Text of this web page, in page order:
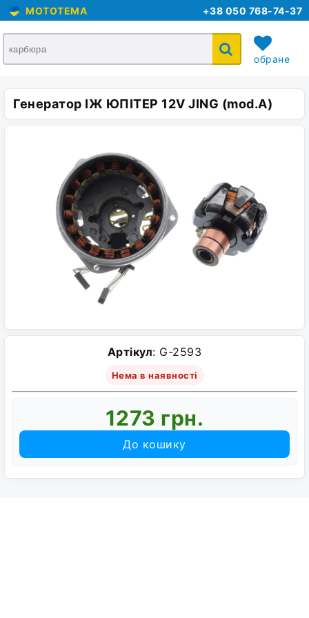
MOTOTEMA +38 050 768-74-37
обране
кошик
Генератор ІЖ ЮПІТЕР 12V JING (mod.A)
Артікул: G-2593
Нема в наявності
1273 грн.
До кошику